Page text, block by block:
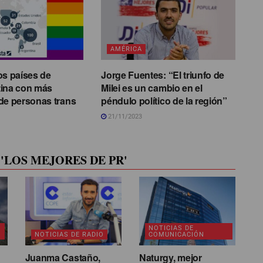
países de
con más
personas trans
AMÉRICA
Jorge Fuentes: “El triunfo de
Milei es un cambio en el
péndulo político de la región”
21/11/2023
MEJORES DE PR'
NOTICIAS DE RADIO
Juanma Castaño,
NOTICIAS DE
COMUNICACIÓN
Naturgy, mejor